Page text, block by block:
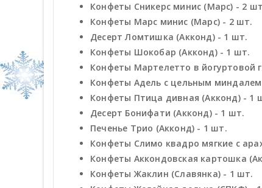
Конфеты Сникерс минис (Марс) - 2
Конфеты Марс минис (Марс) - 2 шт.
Десерт Ломтишка (Акконд) - 1 шт.
Конфеты Шокобар (Акконд) - 1 шт.
Конфеты Мартелетто в йогуртовой
Конфеты Адель с цельным
Конфеты Птица дивная (Акконд) - 1
Десерт Бонифати (Акконд) - 1 шт.
Печенье Трио (Акконд) - 1 шт.
Конфеты Слимо квадро мягкие с
Конфеты Аккондовская картошка
Конфеты Жаклин (Славянка) - 1 шт.